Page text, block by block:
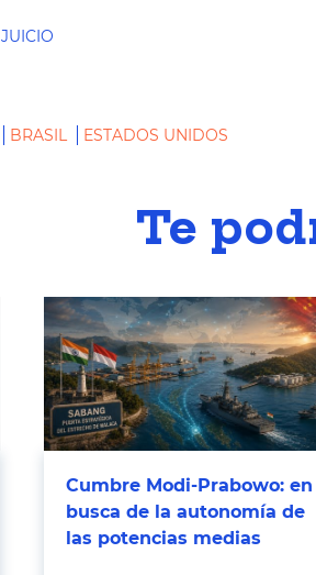
JUICIO
BRASIL ESTADOS UNIDOS
Te
Cumbre Modi-Prabowo: en
busca de la autonomía de
las potencias medias